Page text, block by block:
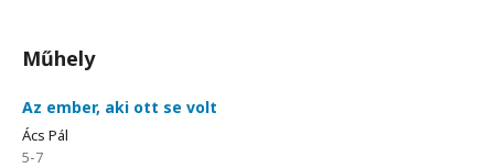
Műhely
Az ember, aki ott se volt
Ács Pál
5-7